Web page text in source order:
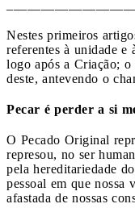
Nestes primeiros
referentes à unidade e
logo após a Criação; o
deste, antevendo o
Pecar é perder a si
O Pecado Original
represou, no ser
pela hereditariedade
pessoal em que nossa
afastada de nossas